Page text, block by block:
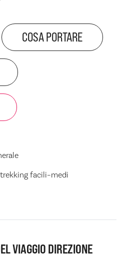
COSA PORTARE
facili–medi
VIAGGIO DIREZIONE